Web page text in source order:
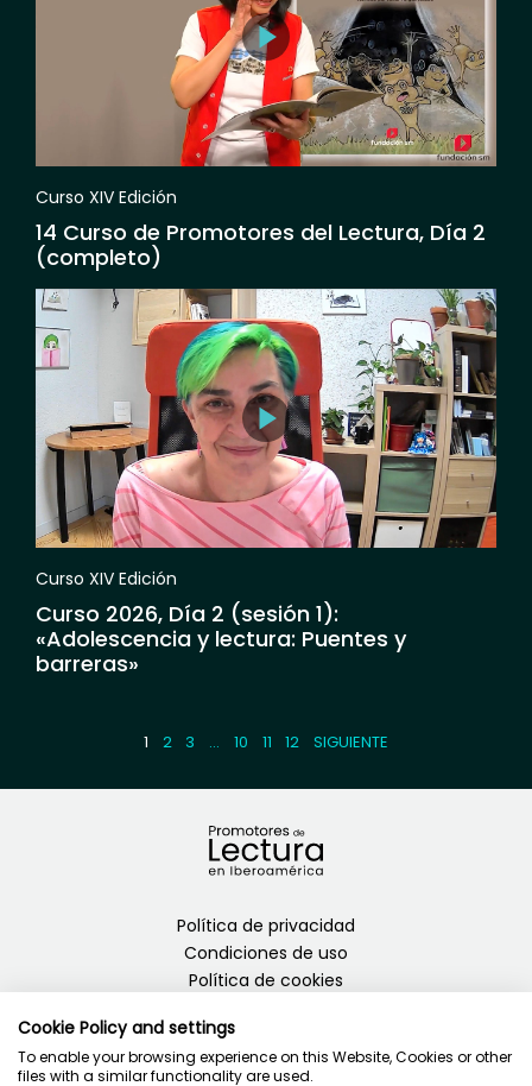
Curso XIV Edición
14 Curso de Promotores del Lectura, Día 2
(completo)
Curso XIV Edición
Curso 2026, Día 2 (sesión 1):
«Adolescencia y lectura: Puentes y
barreras»
1 2 3 … 10 11 12 SIGUIENTE
Política de privacidad
Condiciones de uso
Política de cookies
Cookie Policy and settings
To enable your browsing experience on this Website, Cookies or other
files with a similar functionality are used.